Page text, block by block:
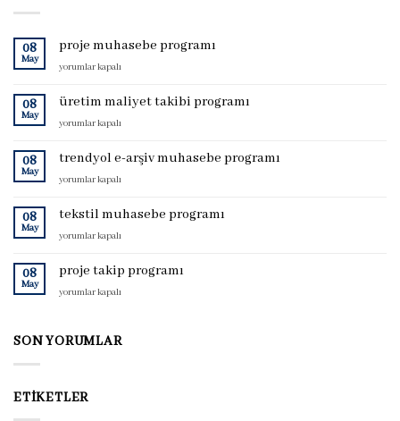
08
May
proje muhasebe programı
proje
programı
yorumlar kapalı
08
May
üretim maliyet takibi programı
üretim
takibi
programı
için
yorumlar kapalı
08
May
trendyol e-arşiv muhasebe programı
trendyol
arşiv
programı
yorumlar kapalı
08
May
tekstil muhasebe programı
tekstil
programı
için
yorumlar kapalı
08
May
proje takip programı
proje
için
yorumlar kapalı
SON YORUMLAR
ETIKETLER